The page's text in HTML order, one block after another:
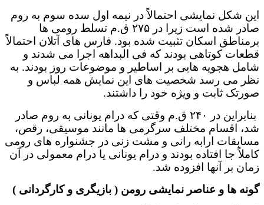
این شکل نمایشی احتمالاً در نیمه اول سده سوم به روم
صادر شده است زیرا در ۲۷۵ ق.م تسلط رومی ها
برمناطق اسکان تثبیت شده بود. فارس های آتلان احتمالاً
قطعات کوتاهی بودند که فی البداهه اجرا می شدند و
شامل هجویه هایی بر اساطیر و موضوعات روز بودند. به
نظر می رسد شخصیت های این نمایش همه لباس و
صورتک ثابت و ویژه خود را داشتند.
بنابراین در ۲۴۰ ق.م وقتی که درام یونانی به روم صادر
شد، اقسام مختلف سرگرمی ها مانند موسیقی، رقص،
مسابقات ارابه رانی و مشت زنی در جشنواره های رومی
کاملاً جا افتاده بودند و درام یونانی یا درام معمولی در آن
زمان بر آنها افزوده شد.
گونه ها و عناصر نمایشی رومن ( بازیگری و کارگردانی )